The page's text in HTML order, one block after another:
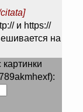
и https://
на